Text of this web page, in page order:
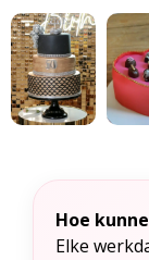
Hoe
Elke